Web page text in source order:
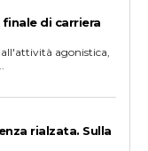
finale di carriera
agonistica,
rialzata. Sulla